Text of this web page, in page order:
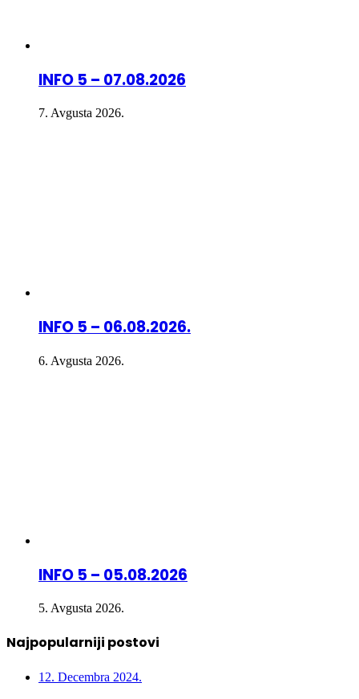
INFO 5 – 07.08.2026
7. Avgusta 2026.
INFO 5 – 06.08.2026.
6. Avgusta 2026.
INFO 5 – 05.08.2026
5. Avgusta 2026.
Najpopularniji postovi
12. Decembra 2024.